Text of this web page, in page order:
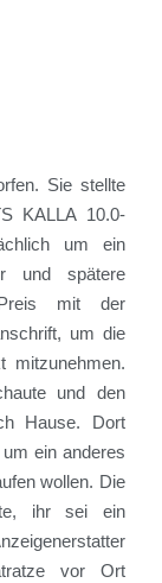
Sie stellte
KALLA 10.0-
um ein
und spätere
Preis mit der
um die
mitzunehmen.
und den
Hause. Dort
ein anderes
wollen. Die
ihr sei ein
vor Ort